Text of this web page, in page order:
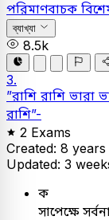
পরিমাণবাচক
ব্যাখ্যা
8.5k
3.
”রাশি রাশি ভারা
রাশি”-
2 Exams
Created: 8 years
Updated: 3
ক
সাপেক্ষে